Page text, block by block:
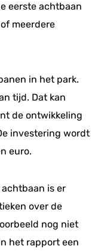
eerste achtbaan
meerdere
in het park.
tijd. Dat kan
de ontwikkeling
investering wordt
euro.
is er
over de
nog niet
het rapport een